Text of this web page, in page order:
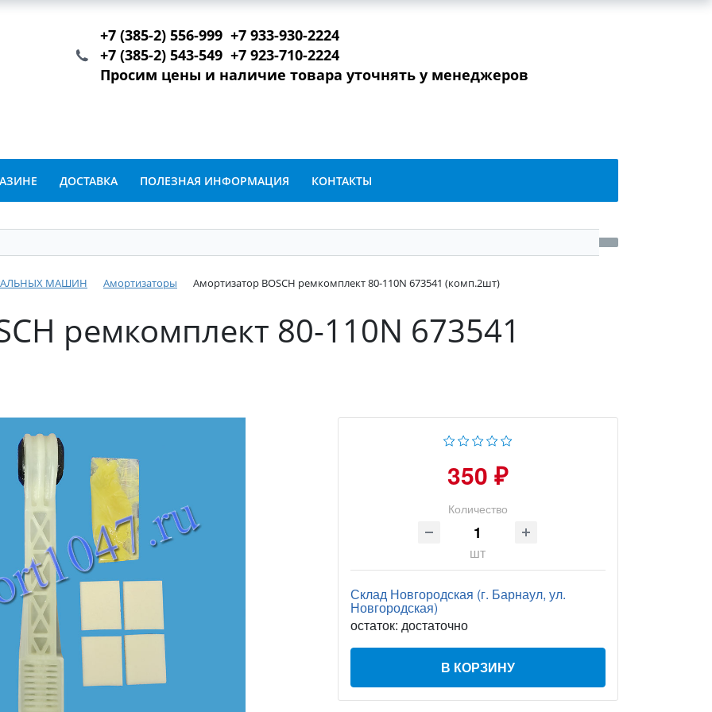
+7 (385-2) 556-999 +7 933-930-2224
+7 (385-2) 543-549 +7 923-710-2224
Просим цены и наличие товара уточнять у менеджеров
ДОСТАВКА ПОЛЕЗНАЯ ИНФОРМАЦИЯ КОНТАКТЫ
МАШИН Амортизаторы Амортизатор BOSCH ремкомплект 80-110N 673541 (комп.2шт)
ремкомплект 80-110N 673541
350 ₽
Количество
шт
Склад Новгородская (г. Барнаул, ул.
Новгородская)
остаток: достаточно
В КОРЗИНУ